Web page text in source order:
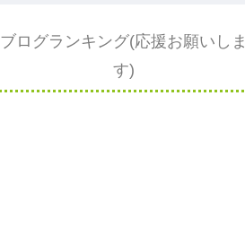
ブログランキング(応援お願いしま
す)